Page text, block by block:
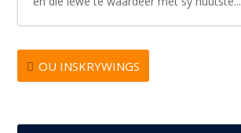
OU INSKRYWINGS